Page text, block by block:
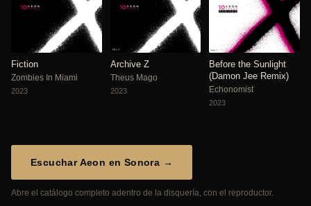
Fiction
Zombies In Miami
2023
Archive Z
Theus Mago
2023
Before the Sunlight
(Damon Jee Remix)
Echonomist
2023
Escuchar Aeon en Sonora →
Abre el catálogo completo adentro de la disquería, con el reproductor.